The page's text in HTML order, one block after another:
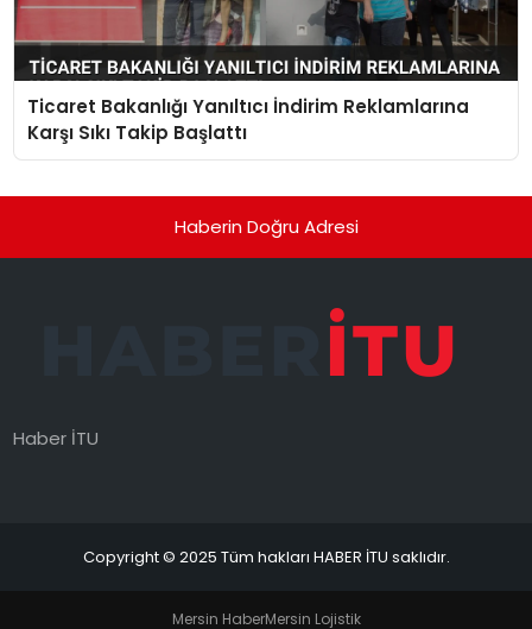
Ticaret Bakanlığı Yanıltıcı İndirim Reklamlarına
Karşı Sıkı Takip Başlattı
Haberin Doğru Adresi
Haber İTU
Copyright © 2025 Tüm hakları HABER İTU saklıdır.
Mersin HaberMersin Lojistik